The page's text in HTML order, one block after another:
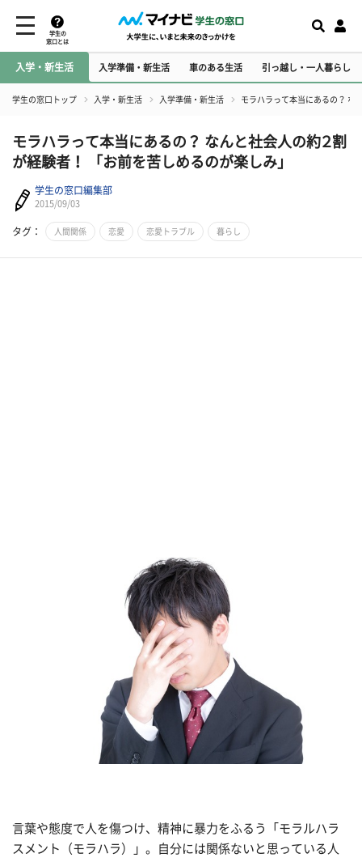
学生の
窓口とは
入学・新生活 入学準備・新生活 車のある生活 引っ越し・一人暮らし
学生の窓口トップ 入学・新生活 入学準備・新生活 モラハラって本当にあるの？ な
モラハラって本当にあるの？ なんと社会人の約２割
が経験者！ 「お前を苦しめるのが楽しみ」
学生の窓口編集部
2015/09/03
タグ： 人間関係 恋愛 恋愛トラブル 暮らし
言葉や態度で人を傷つけ、精神に暴力をふるう「モラルハラ
スメント（モラハラ）」。自分には関係ないと思っている人